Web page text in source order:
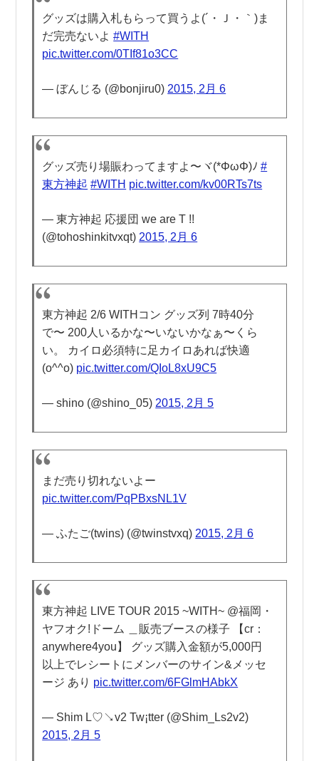
グッズは購入札もらって買うよ(´・Ｊ・｀)ま
だ完売ないよ#WITH
pic.twitter.com/0TIf81o3CC
— ぼんじる (@bonjiru0) 2015, 2月 6
グッズ売り場賑わってますよ〜ヾ(*ΦωΦ)ﾉ#
東方神起 #WITH pic.twitter.com/kv00RTs7ts
— 東方神起 応援団 we are T !!
(@tohoshinkitvxqt) 2015, 2月 6
東方神起 2/6 WITHコン グッズ列 7時40分
で〜 200人いるかな〜いないかなぁ〜くら
い。 カイロ必須特に足カイロあれば快適
(o^^o) pic.twitter.com/QIoL8xU9C5
— shino (@shino_05) 2015, 2月 5
まだ売り切れないよー
pic.twitter.com/PqPBxsNL1V
— ふたご(twins) (@twinstvxq) 2015, 2月 6
東方神起 LIVE TOUR 2015 ~WITH~ @福岡・
ヤフオク!ドーム ＿販売ブースの様子 【cr：
anywhere4you】 グッズ購入金額が5,000円
以上でレシートにメンバーのサイン&メッセ
ージ あり pic.twitter.com/6FGlmHAbkX
— Shim L♡↘︎v2 Tw¡tter (@Shim_Ls2v2)
2015, 2月 5